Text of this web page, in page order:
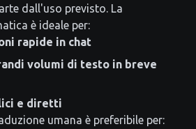
dall'uso previsto. La
è ideale per:
rapide in chat
volumi di testo in breve
e diretti
umana è preferibile per: